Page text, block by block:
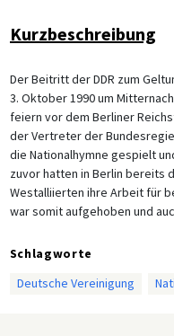
Kurzbeschreibung
Der Beitritt der DDR zum
3. Oktober 1990 um
feiern vor dem Berliner
der Vertreter der
die Nationalhymne gespielt
zuvor hatten in Berlin bereits
Westalliierten ihre Arbeit für
war somit aufgehoben und
Schlagworte
Deutsche Vereinigung